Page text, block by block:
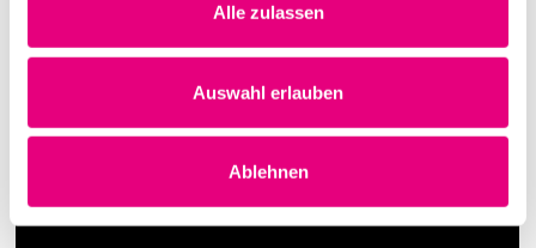
Alle zulassen
Auswahl erlauben
Ablehnen